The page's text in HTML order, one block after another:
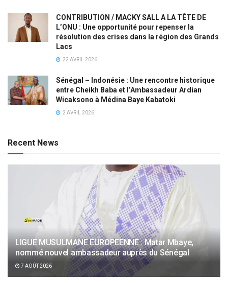
CONTRIBUTION / MACKY SALL A LA TÊTE DE
L’ONU : Une opportunité pour repenser la
résolution des crises dans la région des Grands
Lacs
22 AVRIL 2026
Sénégal – Indonésie : Une rencontre historique
entre Cheikh Baba et l’Ambassadeur Ardian
Wicaksono à Médina Baye Kabatoki
2 AVRIL 2026
Recent News
LIGUE MUSULMANE EUROPEENNE : Matar Mbaye,
nommé nouvel ambassadeur auprès du Sénégal
7 AOÛT 2026